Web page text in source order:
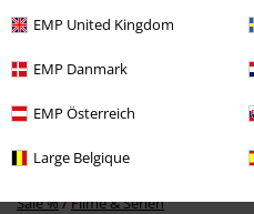
EMP United Kingdom
EMP Danmark
EMP Österreich
Large Belgique
UVP 24,99 €
19,99 €
Mehr Kategorien. Mehr
Sale % Filme & Serien